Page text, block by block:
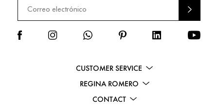
CUSTOMER SERVICE
REGINA ROMERO
CONTACT
ENVI
AR